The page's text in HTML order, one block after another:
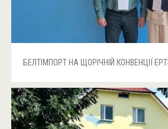
БЕЛТІМПОРТ НА ЩОРІЧНІЙ КОНВЕНЦІЇ